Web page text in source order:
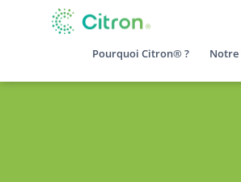
Pourquoi Citron® ?